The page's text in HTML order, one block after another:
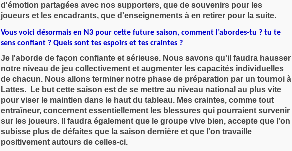
d'émotion partagées avec nos supporters, que de souvenirs pour les
joueurs et les encadrants, que d'enseignements à en retirer pour la suite.
Vous voici désormais en N3 pour cette future saison, comment l’abordes-tu ? tu te
sens confiant ? Quels sont tes espoirs et tes craintes ?
Je l'aborde de façon confiante et sérieuse. Nous savons qu'il faudra hausser
notre niveau de jeu collectivement et augmenter les capacités individuelles
de chacun. Nous allons terminer notre phase de préparation par un tournoi à
Lattes. Le but cette saison est de se mettre au niveau national au plus vite
pour viser le maintien dans le haut du tableau. Mes craintes, comme tout
entraîneur, concernent essentiellement les blessures qui pourraient survenir
sur les joueurs. Il faudra également que le groupe vive bien, accepte que l'on
subisse plus de défaites que la saison dernière et que l'on travaille
positivement autours de celles-ci.